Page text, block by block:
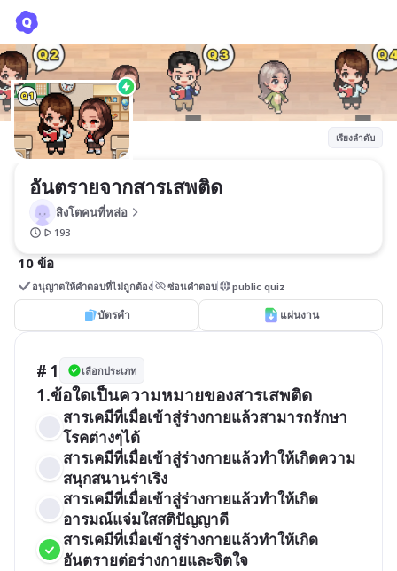
เรียงลำดับ
อันตรายจากสารเสพติด
สิงโตคนที่หล่อ
193
10 ข้อ
อนุญาตให้คำตอบที่ไม่ถูกต้อง ซ่อนคำตอบ public quiz
บัตรคำ แผ่นงาน
# 1 เลือกประเภท
1.ข้อใดเป็นความหมายของสารเสพติด
สารเคมีที่เมื่อเข้าสู่ร่างกายแล้วสามารถรักษา
โรคต่างๆได้
สารเคมีที่เมื่อเข้าสู่ร่างกายแล้วทำให้เกิดความ
สนุกสนานร่าเริง
สารเคมีที่เมื่อเข้าสู่ร่างกายแล้วทำให้เกิด
อารมณ์แจ่มใสสติปัญญาดี
สารเคมีที่เมื่อเข้าสู่ร่างกายแล้วทำให้เกิด
อันตรายต่อร่างกายและจิตใจ